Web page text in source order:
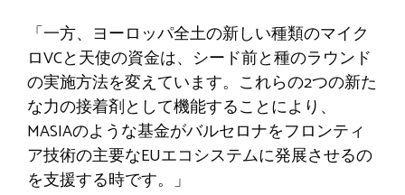
「一方、ヨーロッパ全土の新しい種類のマイク
ロVCと天使の資金は、シード前と種のラウンド
の実施方法を変えています。これらの2つの新た
な力の接着剤として機能することにより、
MASIAのような基金がバルセロナをフロンティ
ア技術の主要なEUエコシステムに発展させるの
を支援する時です。」